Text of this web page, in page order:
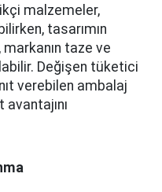
malzemeler,
tasarımın
taze ve
Değişen tüketici
verebilen ambalaj
avantajını